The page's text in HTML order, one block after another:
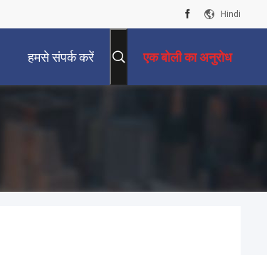
Hindi
हमसे संपर्क करें एक बोली का अनुरोध